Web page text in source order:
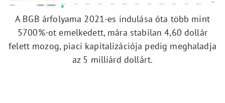
A BGB árfolyama 2021-es indulása óta több mint
5700%-ot emelkedett, mára stabilan 4,60 dollár
felett mozog, piaci kapitalizációja pedig meghaladja
az 5 milliárd dollárt.